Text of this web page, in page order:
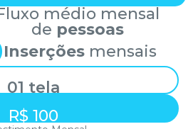
médio mensal
de pessoas
Inserçõesmensais
01 tela
R$ 100